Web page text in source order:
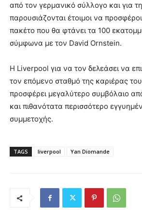
από τον γερμανικό σύλλογο και για
παρουσιάζονται έτοιμοι να
πακέτο που θα φτάνει τα 100
σύμφωνα με τον David Ornstein.
Η Liverpool για να τον δελεάσει να
τον επόμενο σταθμό της καριέρας
προσφέρει μεγαλύτερο συμβόλαιο
και πιθανότατα περισσότερο
συμμετοχής.
TAGS liverpool Yan Diomande